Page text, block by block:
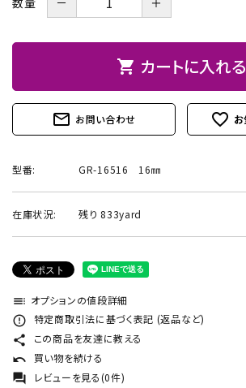
shopping_cart カートに入れる
mail_outline お問い合わせ favorite_outline
型番: GR-16516 16㎜
在庫状況: 残り 833yard
toc オプションの値段詳細
error_outline 特定商取引法に基づく表記 (返品など)
share この商品を友達に教える
undo 買い物を続ける
forum レビューを見る(0件)